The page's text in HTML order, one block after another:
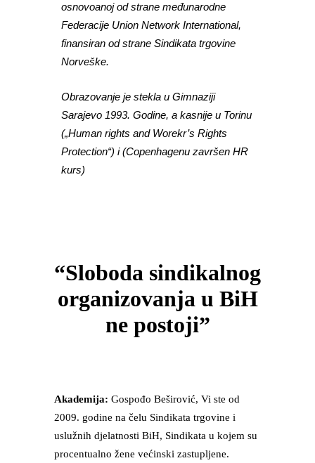
osnovoanoj od strane međunarodne
Federacije Union Network International,
finansiran od strane Sindikata trgovine
Norveške.
Obrazovanje je stekla u Gimnaziji
Sarajevo 1993. Godine, a kasnije u Torinu
(„Human rights and Worekr’s Rights
Protection“) i (Copenhagenu završen HR
kurs)
“Sloboda sindikalnog
organizovanja u BiH
ne postoji”
Akademija: Gospođo Beširović, Vi ste od
2009. godine na čelu Sindikata trgovine i
uslužnih djelatnosti BiH, Sindikata u kojem su
procentualno žene većinski zastupljene.